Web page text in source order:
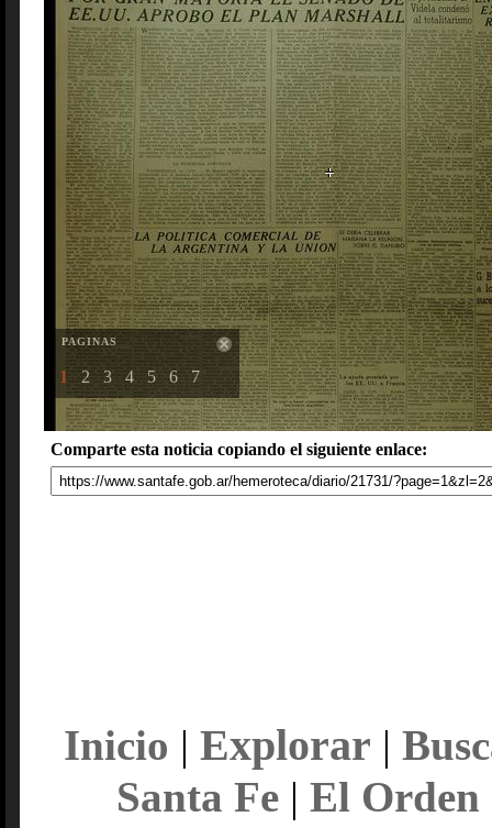
PAGINAS
1 2 3 4 5 6 7
Comparte esta noticia copiando el siguiente enlace:
Inicio | Explorar |
Santa Fe| El Orden